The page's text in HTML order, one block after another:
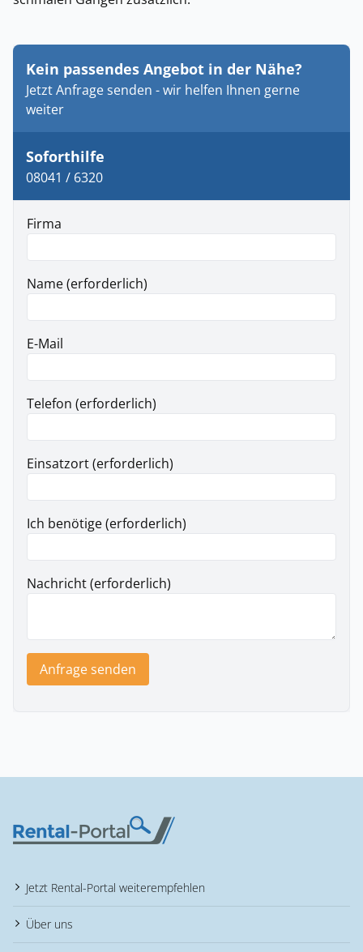
Kein passendes Angebot in der Nähe?
Jetzt Anfrage senden - wir helfen Ihnen gerne
weiter
Soforthilfe
08041 / 6320
Firma
Name (erforderlich)
E-Mail
Telefon (erforderlich)
Einsatzort (erforderlich)
Ich benötige (erforderlich)
Nachricht (erforderlich)
Anfrage senden
Jetzt Rental-Portal weiterempfehlen
Über uns